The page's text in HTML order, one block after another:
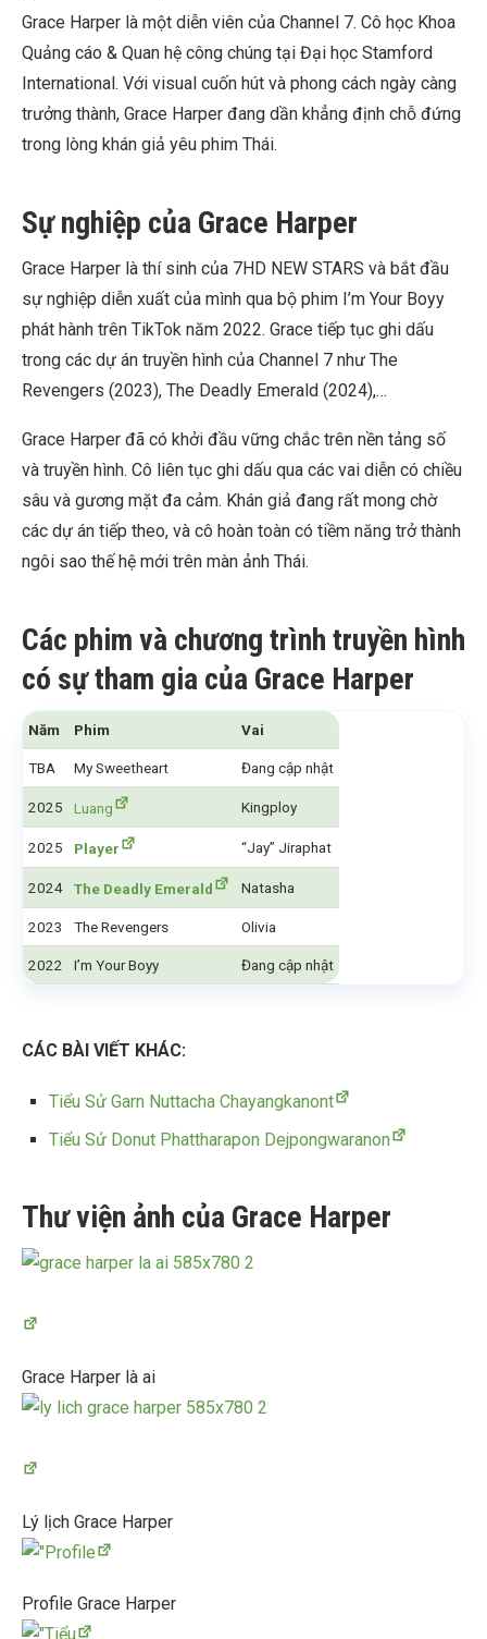
Grace Harper là một diễn viên của Channel 7. Cô học Khoa
Quảng cáo & Quan hệ công chúng tại Đại học Stamford
International. Với visual cuốn hút và phong cách ngày càng
trưởng thành, Grace Harper đang dần khẳng định chỗ đứng
trong lòng khán giả yêu phim Thái.
Sự nghiệp của Grace Harper
Grace Harper là thí sinh của 7HD NEW STARS và bắt đầu
sự nghiệp diễn xuất của mình qua bộ phim I’m Your Boyy
phát hành trên TikTok năm 2022. Grace tiếp tục ghi dấu
trong các dự án truyền hình của Channel 7 như The
Revengers (2023), The Deadly Emerald (2024),…
Grace Harper đã có khởi đầu vững chắc trên nền tảng số
và truyền hình. Cô liên tục ghi dấu qua các vai diễn có chiều
sâu và gương mặt đa cảm. Khán giả đang rất mong chờ
các dự án tiếp theo, và cô hoàn toàn có tiềm năng trở thành
ngôi sao thế hệ mới trên màn ảnh Thái.
Các phim và chương trình truyền hình
có sự tham gia của Grace Harper
Năm Phim Vai
TBA My Sweetheart Đang cập nhật
2025 Luang Kingploy
2025 Player “Jay” Jiraphat
2024 The Deadly Emerald Natasha
2023 The Revengers Olivia
2022 I’m Your Boyy Đang cập nhật
CÁC BÀI VIẾT KHÁC:
Tiểu Sử Garn Nuttacha Chayangkanont
Tiểu Sử Donut Phattharapon Dejpongwaranon
Thư viện ảnh của Grace Harper
Grace Harper là ai
Lý lịch Grace Harper
Profile Grace Harper